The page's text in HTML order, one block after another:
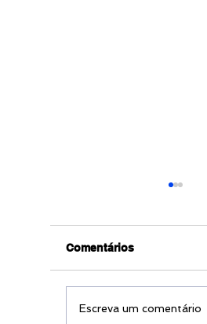
Células Tronco do
Comentários
Escreva um comentário